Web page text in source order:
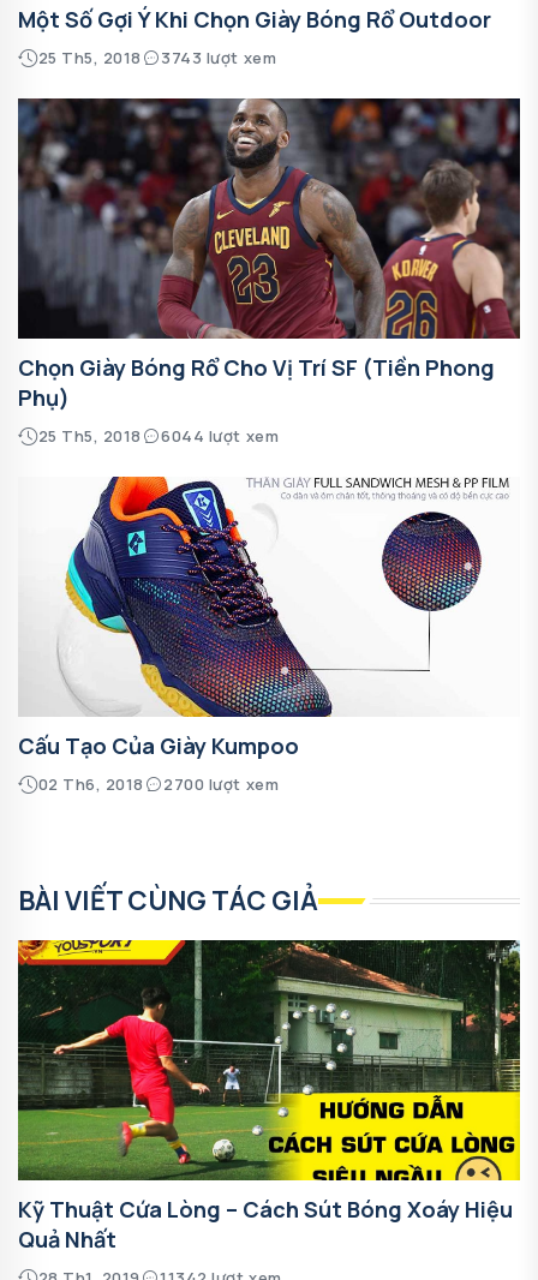
Một Số Gợi Ý Khi Chọn Giày Bóng Rổ Outdoor
25 Th5, 2018 3743 lượt xem
Chọn Giày Bóng Rổ Cho Vị Trí SF (Tiền Phong
Phụ)
25 Th5, 2018 6044 lượt xem
Cấu Tạo Của Giày Kumpoo
02 Th6, 2018 2700 lượt xem
BÀI VIẾT CÙNG TÁC GIẢ
Kỹ Thuật Cứa Lòng – Cách Sút Bóng Xoáy Hiệu
Quả Nhất